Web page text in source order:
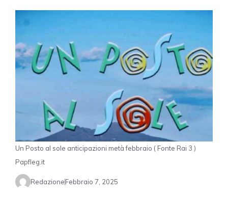
Un Posto al sole anticipazioni metà febbraio ( Fonte Rai 3 )
Papfleg.it
RedazioneFebbraio 7, 2025